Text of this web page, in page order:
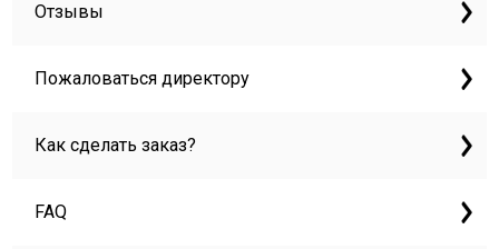
Отзывы
Пожаловаться директору
Как сделать заказ?
FAQ